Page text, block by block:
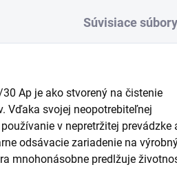
Súvisiace
Ap je ako stvorený na čistenie
Vďaka svojej neopotrebiteľnej
v nepretržitej prevádzke
odsávacie zariadenie na
mnohonásobne predlžuje